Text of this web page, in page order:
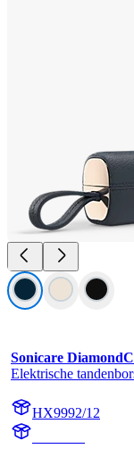
Sonicare
Elektrische
HX9992/12